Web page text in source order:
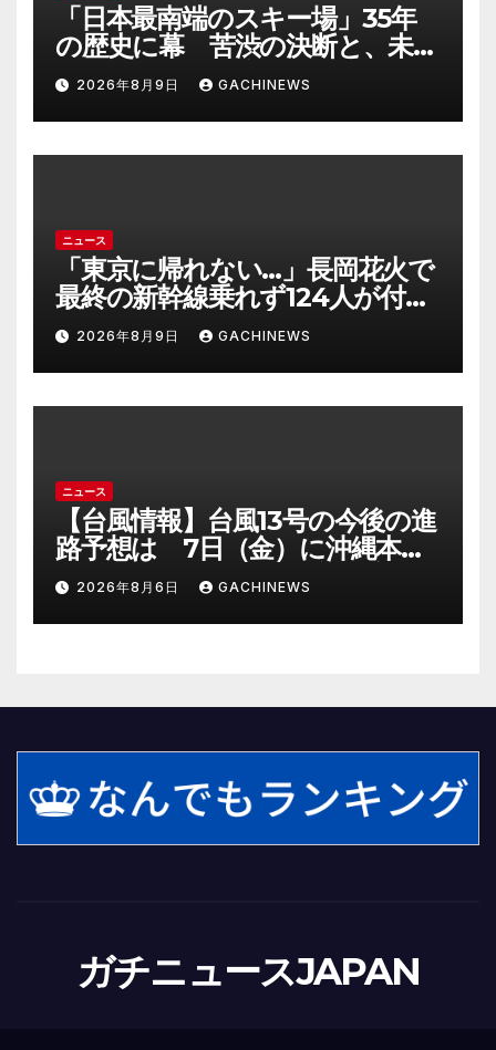
「日本最南端のスキー場」35年
の歴史に幕 苦渋の決断と、未来
への一歩(FNNプライムオンライ
ン)
2026年8月9日 GACHINEWS
ニュース
「東京に帰れない…」長岡花火で
最終の新幹線乗れず124人が付近
施設で一夜明かす “フェニック
ス”の打ち上げ時間後ろ倒しの影
響は?「分散退場には一定の効果
あった」(FNNプライムオンライ
2026年8月9日 GACHINEWS
ニュース
【台風情報】台風13号の今後の進
路予想は 7日（金）に沖縄本島
に直撃するおそれ 一部の家屋
が倒壊するおそれがある猛烈な
風が吹く見込み(FNNプライムオ
2026年8月6日 GACHINEWS
ガチニュースJAPAN